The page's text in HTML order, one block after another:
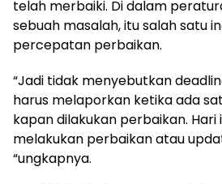
telah merbaiki. Di dalam
sebuah masalah, itu salah satu
percepatan perbaikan.
“Jadi tidak menyebutkan
harus melaporkan ketika ada
kapan dilakukan perbaikan.
melakukan perbaikan atau
“ungkapnya.